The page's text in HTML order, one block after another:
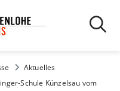
Aktuelles
Schule Künzelsau vom